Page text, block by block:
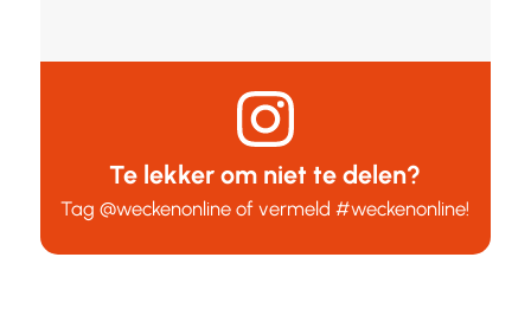
Te lekker om niet te delen?
Tag@weckenonline of vermeld#weckenonline!